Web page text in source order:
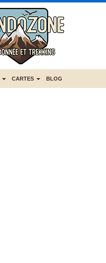
CARTES BLOG